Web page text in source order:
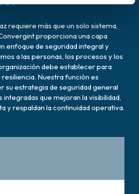
requiere más que un solo sistema,
proporciona una capa
enfoque de seguridad integral y
a las personas, los procesos y los
debe establecer para
Nuestra función es
su estrategia de seguridad general
que mejoran la visibilidad,
y respaldan la continuidad operativa.